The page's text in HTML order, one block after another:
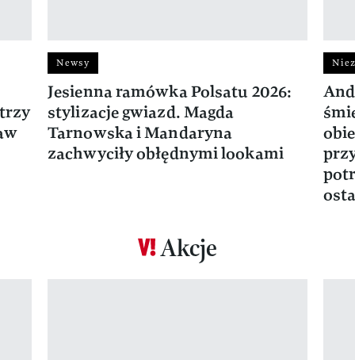
Newsy
Jesienna ramówka Polsatu 2026:
stylizacje gwiazd. Magda
Tarnowska i Mandaryna
zachwyciły obłędnymi lookami
Akcje